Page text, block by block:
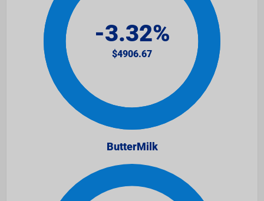
ButterMilk